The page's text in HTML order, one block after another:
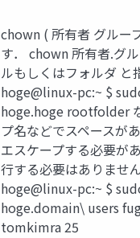
chown ( 所有者 グルー
す． chown 所有者.グ
ルもしくはフォルダ と
hoge@linux-pc:~ $
hoge.hoge rootfolder
プ名などでスペースが
エスケープする必要が
行する必要はありませ
hoge@linux-pc:~ $
hoge.domain\ users
tomkimra 25